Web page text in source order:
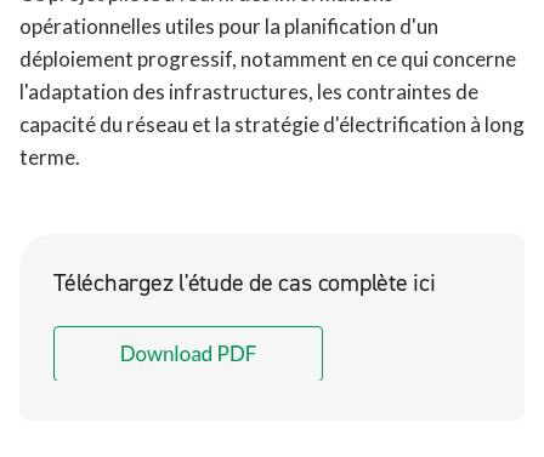
opérationnelles utiles pour la planification d'un
déploiement progressif, notamment en ce qui concerne
l'adaptation des infrastructures, les contraintes de
capacité du réseau et la stratégie d'électrification à long
terme.
Téléchargez l'étude de cas complète ici